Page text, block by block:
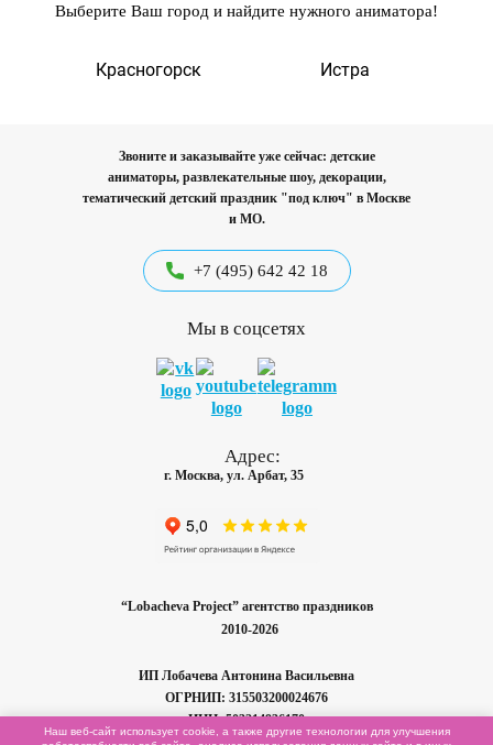
Выберите Ваш город и найдите нужного аниматора!
Красногорск Истра
Звоните и заказывайте уже сейчас: детские
аниматоры, развлекательные шоу, декорации,
тематический детский праздник "под ключ" в Москве
и МО.
+7 (495) 642 42 18
Мы в соцсетях
Адрес:
г. Москва, ул. Арбат, 35
“Lobacheva Project” агентство праздников
2010-2026
ИП Лобачева Антонина Васильевна
ОГРНИП: 315503200024676
ИНН: 503214936170
Наш веб-сайт использует cookie, а также другие технологии для улучшения